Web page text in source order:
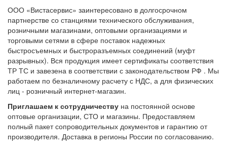
ООО «Вистасервис» заинтересовано в долгосрочном
партнерстве со станциями технического обслуживания,
розничными магазинами, оптовыми организациями и
торговыми сетями в сфере поставок надежных
быстросъемных и быстроразъемных соединений (муфт
разрывных). Вся продукция имеет сертификаты соответствия
ТР ТС и завезена в соответствии с законодательством РФ . Мы
работаем по безналичному расчету с НДС, а для физических
лиц - розничный интернет-магазин.
Приглашаем к сотрудничеству на постоянной основе
оптовые организации, СТО и магазины. Предоставляем
полный пакет сопроводительных документов и гарантию от
производителя. Доставка в регионы России по согласованию.